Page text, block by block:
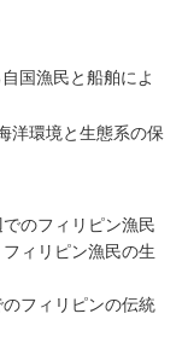
国漁民と船舶によ
洋環境と生態系の保
のフィリピン漁民
ィリピン漁民の生
フィリピンの伝統